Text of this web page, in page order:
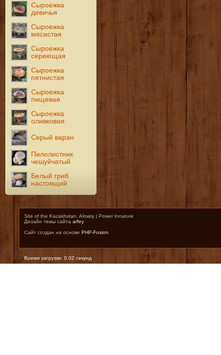
Сыроежка
девичья
Сыроежка
мясистая
Сыроежка
сереющая
Сыроежка
пятнистая
Сыроежка
пищевая
Сыроежка
оливковая
Серый варан
Пилолистник
чешуйчатый
Белый гриб
настоящий
Site of the Kazakhstan, Almaty | Power Innature
Дизайн темы сайта arfey
Сайт создан на основе PHP-Fusion
Время загрузки: 0.02 секунд